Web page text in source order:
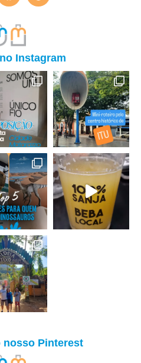
Instagram
nosso Pinterest